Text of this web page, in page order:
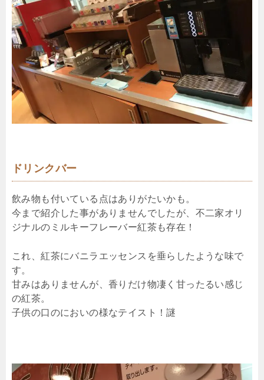
ドリンクバー
飲み物も付いている点はありがたいかも。
今まで紹介した事がありませんでしたが、不二家オリ
ジナルのミルキーフレーバー紅茶も存在！
これ、紅茶にバニラエッセンスを垂らしたような味で
す。
甘みはありませんが、香りだけ物凄く甘ったるい感じ
の紅茶。
子供の口のにおいの様なテイスト！謎